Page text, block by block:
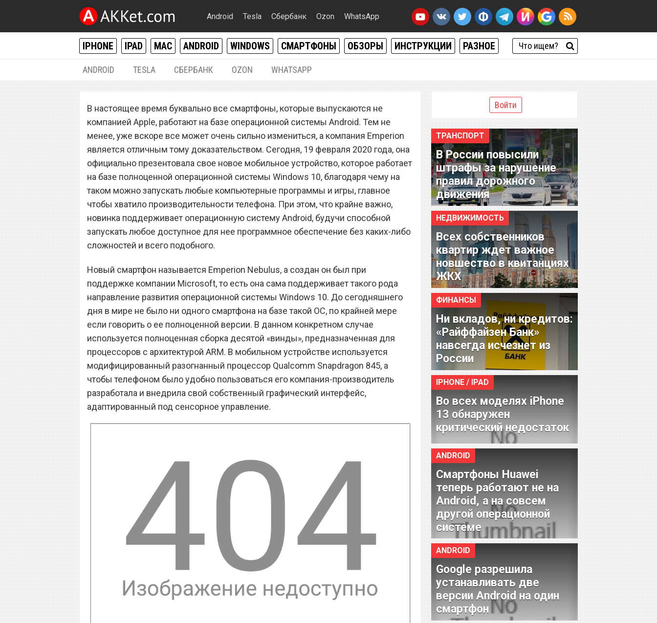
Android Tesla Сбербанк Ozon WhatsApp
IPHONE IPAD MAC ANDROID WINDOWS СМАРТФОНЫ ОБЗОРЫ ИНСТРУКЦИИ РАЗНОЕ
ANDROID TESLA СБЕРБАНК OZON WHATSAPP
Выпущен первый в мире смартфон на
Windows 10 с поддержкой приложений
Android
В настоящее время буквально все смартфоны, которые выпускаются не
компанией Apple, работают на базе операционной системы Android. Тем не
менее, уже вскоре все может очень сильно измениться, а компания Emperion
является отличным тому доказательством. Сегодня, 19 февраля 2020 года, она
официально презентовала свое новое мобильное устройство, которое работает
на базе полноценной операционной системы Windows 10, благодаря чему на
таком можно запускать любые компьютерные программы и игры, главное
чтобы хватило производительности телефона. При этом, что крайне важно,
новинка поддерживает операционную систему Android, будучи способной
запускать любое доступное для нее программное обеспечение без каких-либо
сложностей и всего подобного.
Новый смартфон называется Emperion Nebulus, а создан он был при
поддержке компании Microsoft, то есть она сама поддерживает такого рода
направление развития операционной системы Windows 10. До сегодняшнего
дня в мире не было ни одного смартфона на базе такой ОС, по крайней мере
если говорить о ее полноценной версии. В данном конкретном случае
используется полноценная сборка десятой «винды», предназначенная для
процессоров с архитектурой ARM. В мобильном устройстве используется
модифицированный разогнанный процессор Qualcomm Snapdragon 845, а
чтобы телефоном было удобно пользоваться его компания-производитель
разработала и внедрила свой собственный графический интерфейс,
адаптированный под сенсорное управление.
Войти
ТРАНСПОРТ
В России повысили
штрафы за нарушение
правил дорожного
движения
НЕДВИЖИМОСТЬ
Всех собственников
квартир ждет важное
новшество в квитанциях
ЖКХ
ФИНАНСЫ
Ни вкладов, ни кредитов:
«Райффайзен Банк»
навсегда исчезнет из
России
IPHONE / IPAD
Во всех моделях iPhone
13 обнаружен
критический недостаток
ANDROID
Смартфоны Huawei
теперь работают не на
Android, а на совсем
другой операционной
системе
ANDROID
Google разрешила
устанавливать две
версии Android на один
смартфон